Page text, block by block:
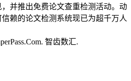
并推出免费论文查重检测活动。动
赖的论文检测系统现已为超千万人
智齿数汇.